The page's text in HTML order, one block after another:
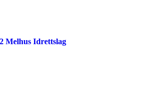
Melhus Idrettslag